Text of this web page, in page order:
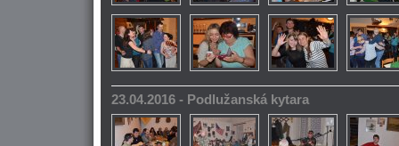
23.04.2016 - Podlužanská kytara